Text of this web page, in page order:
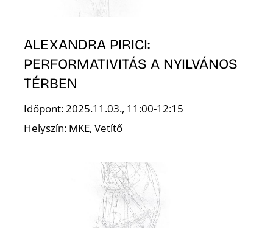
ALEXANDRA PIRICI:
PERFORMATIVITÁS A NYILVÁNOS
TÉRBEN
Időpont: 2025.11.03., 11:00-12:15
Helyszín: MKE, Vetítő